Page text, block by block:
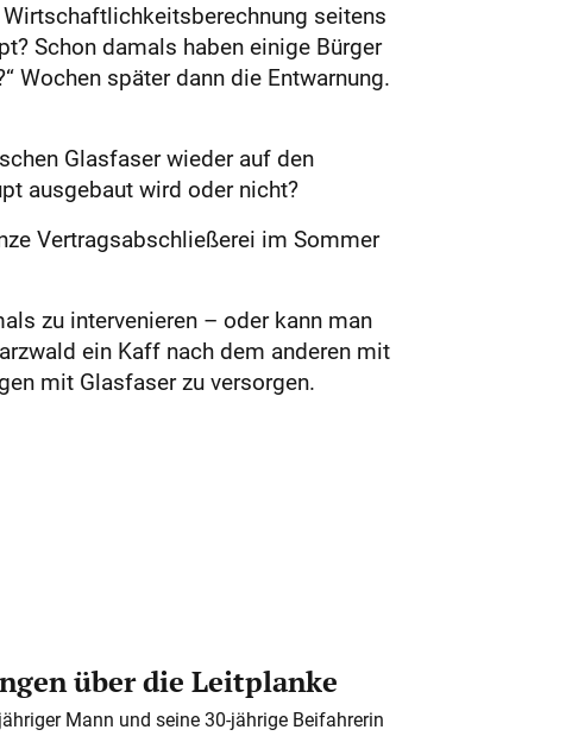
seitens
Schon damals haben einige Bürger
Wochen später dann die Entwarnung.
Glasfaser wieder auf den
ausgebaut wird oder nicht?
Vertragsabschließerei im Sommer
zu intervenieren – oder kann man
ein Kaff nach dem anderen mit
mit Glasfaser zu versorgen.
über die Leitplanke
Mann und seine 30-jährige Beifahrerin